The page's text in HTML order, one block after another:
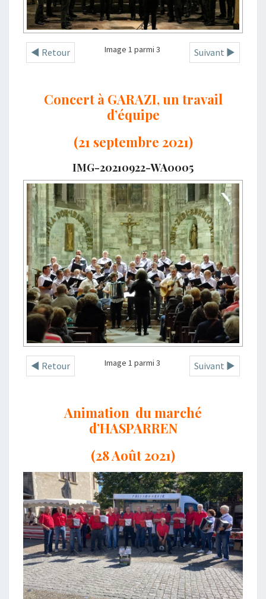
◄ Retour Suivant ►
Image 1 parmi 3
Concert à GARAZI, un travail
d’équipe
(21 septembre 2021)
IMG-20210922-WA0005
◄ Retour Suivant ►
Image 1 parmi 3
Animation du marché
d’HASPARREN
(28 Août 2021)